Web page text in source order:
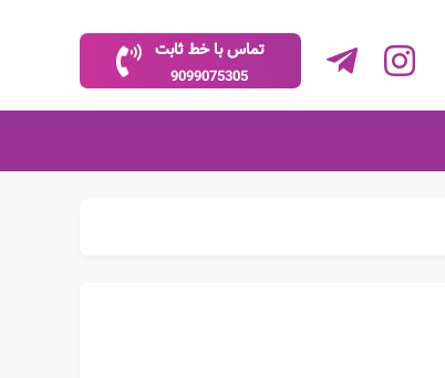
تماس با خط ثابت
9099075305